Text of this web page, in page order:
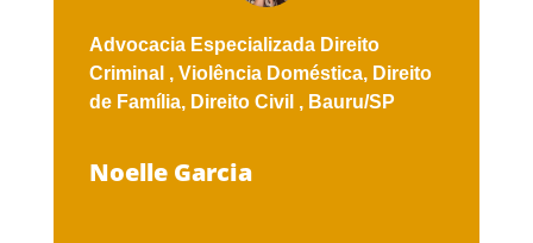
Advocacia Especializada Direito
Criminal , Violência Doméstica, Direito
de Família, Direito Civil , Bauru/SP
Noelle Garcia